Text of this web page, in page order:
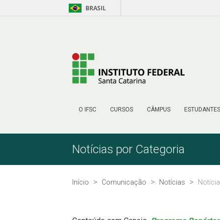
Pular para o Conteúdo BRASIL
O IFSC CURSOS CÂMPUS ESTUDANTES
Notícias por Categoria
Início Comunicação Notícias